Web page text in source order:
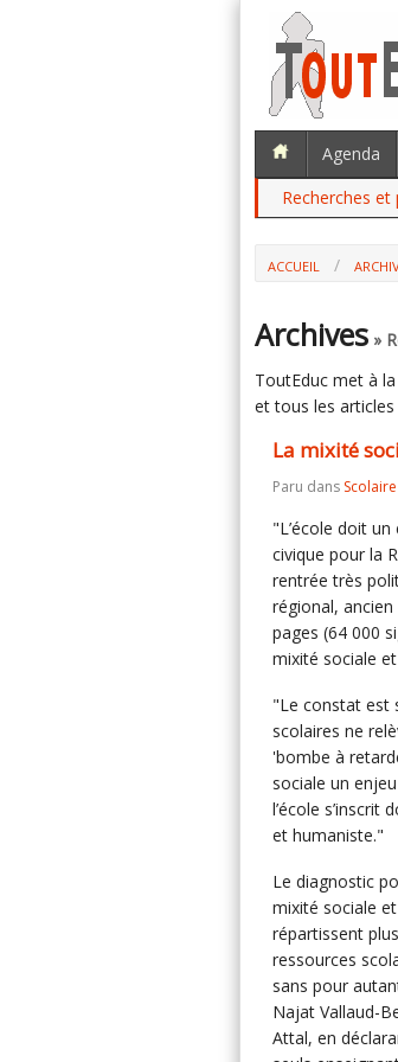
Agenda
Recherches et
ACCUEIL
Archives »
ToutEduc met à
et tous les articles
La mixité
Paru dans Scolaire
"L’école doit
civique pour la
rentrée très
régional,
pages (64 000
mixité sociale
"Le constat est
scolaires ne
'bombe à
sociale un
l’école
et humaniste."
Le diagnostic
mixité sociale
répartissent
ressources
sans pour
Najat Vallaud-
Attal, en